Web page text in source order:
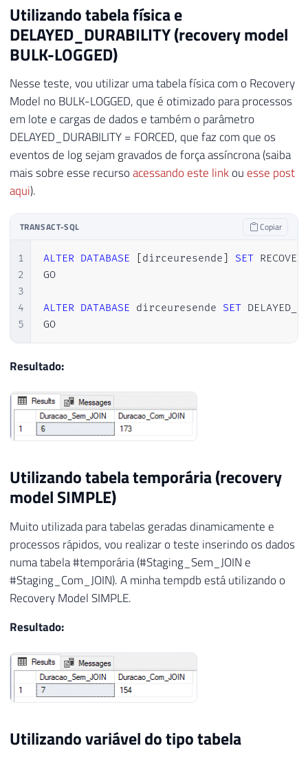
Utilizando tabela física e
DELAYED_DURABILITY (recovery model
BULK-LOGGED)
Nesse teste, vou utilizar uma tabela física com o Recovery
Model no BULK-LOGGED, que é otimizado para processos
em lote e cargas de dados e também o parâmetro
DELAYED_DURABILITY = FORCED, que faz com que os
eventos de log sejam gravados de força assíncrona (saiba
mais sobre esse recursoacessando este linkou esse post
aqui).
TRANSACT-SQL Copiar
1
2
3
4
5
ALTER DATABASE [dirceuresende] SET
GO
ALTER DATABASE dirceuresende SET
GO
Resultado:
Utilizando tabela temporária (recovery
model SIMPLE)
Muito utilizada para tabelas geradas dinamicamente e
processos rápidos, vou realizar o teste inserindo os dados
numa tabela #temporária (#Staging_Sem_JOIN e
#Staging_Com_JOIN). A minha tempdb está utilizando o
Recovery Model SIMPLE.
Resultado:
Utilizando variável do tipo tabela